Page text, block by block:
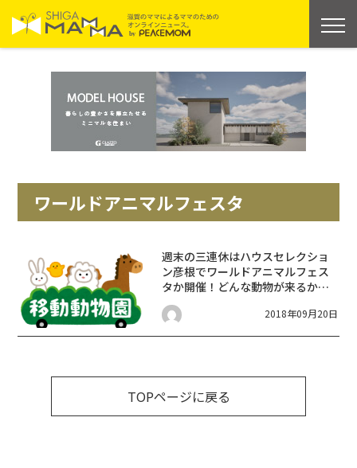
ワールドアニマルフェスタ
週末の三連休はハウスセレクショ
ン彦根でワールドアニマルフェス
タか開催！どんな動物が来るか楽
しみ♪餌やり体験もできるよ！！
2018年09月20日
TOPページに戻る